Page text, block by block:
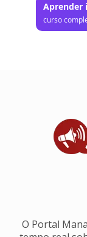
Aprender
curso
O Portal